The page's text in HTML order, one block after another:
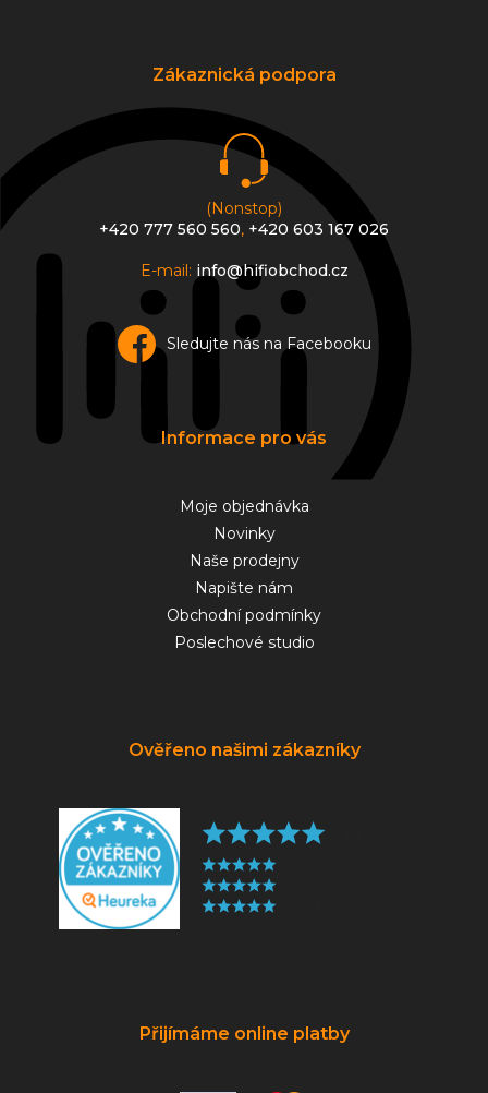
Zákaznická podpora
(Nonstop)
+420 777 560 560, +420 603 167 026
E-mail: info@hifiobchod.cz
Sledujte nás na Facebooku
Informace pro vás
Moje objednávka
Novinky
Naše prodejny
Napište nám
Obchodní podmínky
Poslechové studio
Ověřeno našimi zákazníky
Přijímáme online platby